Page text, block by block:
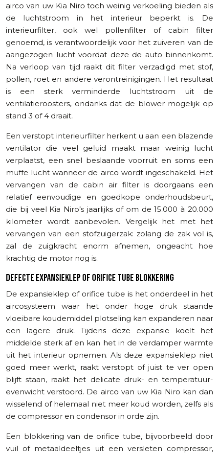
airco van uw Kia Niro toch weinig verkoeling bieden als
de luchtstroom in het interieur beperkt is. De
interieurfilter, ook wel pollenfilter of cabin filter
genoemd, is verantwoordelijk voor het zuiveren van de
aangezogen lucht voordat deze de auto binnenkomt.
Na verloop van tijd raakt dit filter verzadigd met stof,
pollen, roet en andere verontreinigingen. Het resultaat
is een sterk verminderde luchtstroom uit de
ventilatieroosters, ondanks dat de blower mogelijk op
stand 3 of 4 draait.
Een verstopt interieurfilter herkent u aan een blazende
ventilator die veel geluid maakt maar weinig lucht
verplaatst, een snel beslaande voorruit en soms een
muffe lucht wanneer de airco wordt ingeschakeld. Het
vervangen van de cabin air filter is doorgaans een
relatief eenvoudige en goedkope onderhoudsbeurt,
die bij veel Kia Niro’s jaarlijks of om de 15.000 à 20.000
kilometer wordt aanbevolen. Vergelijk het met het
vervangen van een stofzuigerzak: zolang de zak vol is,
zal de zuigkracht enorm afnemen, ongeacht hoe
krachtig de motor nog is.
DEFECTE EXPANSIEKLEP OF ORIFICE TUBE BLOKKERING
De expansieklep of orifice tube is het onderdeel in het
aircosysteem waar het onder hoge druk staande
vloeibare koudemiddel plotseling kan expanderen naar
een lagere druk. Tijdens deze expansie koelt het
middelde sterk af en kan het in de verdamper warmte
uit het interieur opnemen. Als deze expansieklep niet
goed meer werkt, raakt verstopt of juist te ver open
blijft staan, raakt het delicate druk- en temperatuur-
evenwicht verstoord. De airco van uw Kia Niro kan dan
wisselend of helemaal niet meer koud worden, zelfs als
de compressor en condensor in orde zijn.
Een blokkering van de orifice tube, bijvoorbeeld door
vuil of metaaldeeltjes uit een versleten compressor,